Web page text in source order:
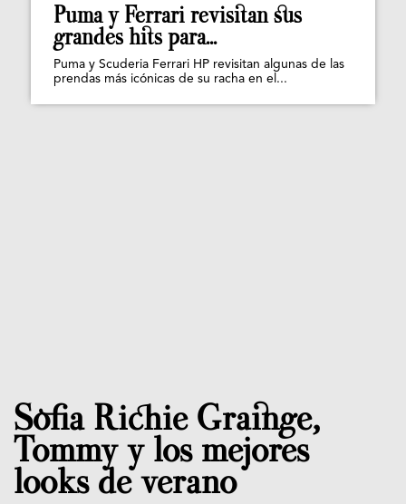
Puma y Ferrari revisitan sus
grandes hits para...
Puma y Scuderia Ferrari HP revisitan algunas de las
prendas más icónicas de su racha en el...
Sofia Richie Grainge,
Tommy y los mejores
looks de verano